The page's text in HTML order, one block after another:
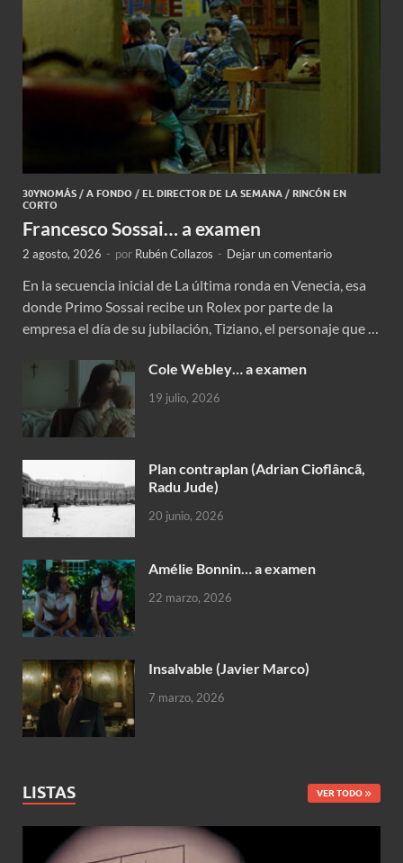
30YNOMÁS / A FONDO / EL DIRECTOR DE LA SEMANA / RINCÓN EN
CORTO
Francesco Sossai… a examen
2 agosto, 2026 - por Rubén Collazos - Dejar un comentario
En la secuencia inicial de La última ronda en Venecia, esa
donde Primo Sossai recibe un Rolex por parte de la
empresa el día de su jubilación, Tiziano, el personaje que …
Cole Webley… a examen
19 julio, 2026
Plan contraplan (Adrian Cioflâncã,
Radu Jude)
20 junio, 2026
Amélie Bonnin… a examen
22 marzo, 2026
Insalvable (Javier Marco)
7 marzo, 2026
LISTAS VER TODO